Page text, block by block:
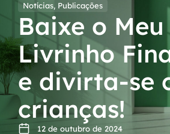
Notícias, Publicações
Baixe o Meu
Livrinho
e divirta-se
crianças!
12 de outubro de 2024